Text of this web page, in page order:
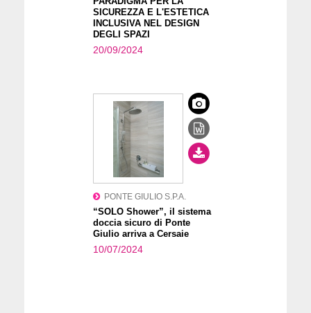
SICUREZZA E L'ESTETICA
INCLUSIVA NEL DESIGN
DEGLI SPAZI
20/09/2024
PONTE GIULIO S.P.A.
“SOLO Shower”, il sistema
doccia sicuro di Ponte
Giulio arriva a Cersaie
10/07/2024